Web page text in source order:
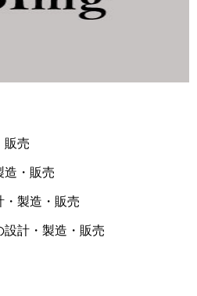
販売
造・販売
・製造・販売
計・製造・販売